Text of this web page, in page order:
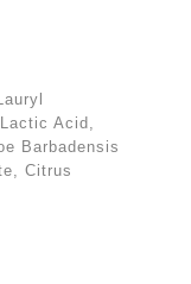
Acid,
Barbadensis
Citrus